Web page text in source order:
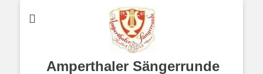
Amperthaler Sängerrunde